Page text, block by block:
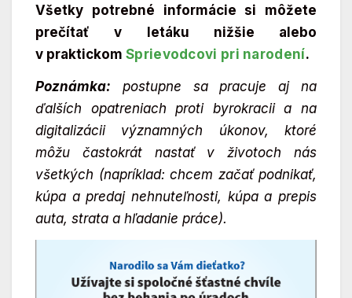
Všetky potrebné informácie si môžete
prečítať v letáku nižšie alebo
v praktickom Sprievodcovi pri narodení.
Poznámka: postupne sa pracuje aj na
ďalších opatreniach proti byrokracii a na
digitalizácii významných úkonov, ktoré
môžu častokrát nastať v životoch nás
všetkých (napríklad: chcem začať podnikať,
kúpa a predaj nehnuteľnosti, kúpa a prepis
auta, strata a hľadanie práce).